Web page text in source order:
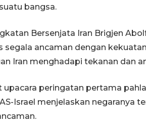
bangsa.
Bersenjata Iran Brigjen
segala ancaman dengan
Iran menghadapi tekanan dan
upacara peringatan pertama
Israel menjelaskan negaranya